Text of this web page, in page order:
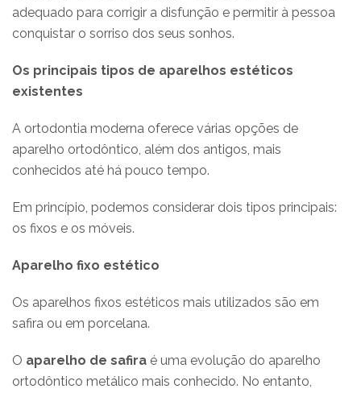
adequado para corrigir a disfunção e permitir à pessoa
conquistar o sorriso dos seus sonhos.
Os principais tipos de aparelhos estéticos
existentes
A ortodontia moderna oferece várias opções de
aparelho ortodôntico, além dos antigos, mais
conhecidos até há pouco tempo.
Em princípio, podemos considerar dois tipos principais:
os fixos e os móveis.
Aparelho fixo estético
Os aparelhos fixos estéticos mais utilizados são em
safira ou em porcelana.
O aparelho de safira é uma evolução do aparelho
ortodôntico metálico mais conhecido. No entanto,